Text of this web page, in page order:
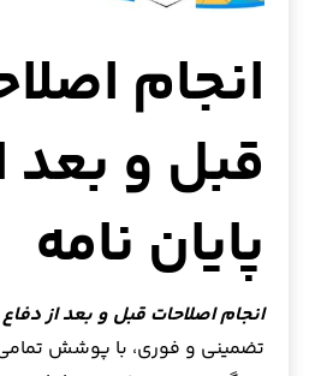
انجام
قبل و بعد
پایان نامه
انجام اصلاحات قبل و بعد از دفاع
تضمینی و فوری، با پوشش تمامی